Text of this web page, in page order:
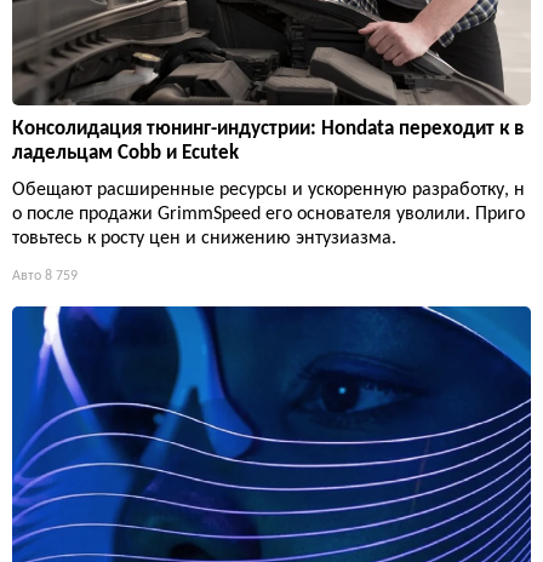
Консолидация тюнинг-индустрии: Hondata переходит к в
ладельцам Cobb и Ecutek
Обещают расширенные ресурсы и ускоренную разработку, н
о после продажи GrimmSpeed его основателя уволили. Приго
товьтесь к росту цен и снижению энтузиазма.
Авто 8 759